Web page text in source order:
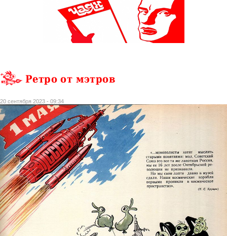
Ретро от мэтров
20 сентября 2023 - 09:34